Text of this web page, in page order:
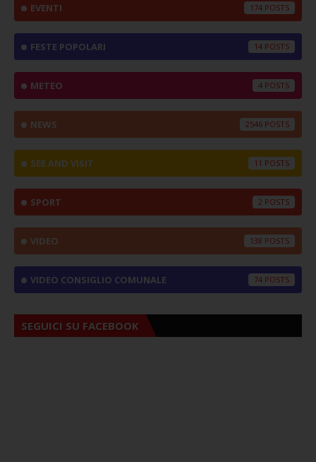
EVENTI 174
FESTE POPOLARI 14
METEO 4
NEWS 2546
SEE AND VISIT 11
SPORT 2
VIDEO 138
VIDEO CONSIGLIO COMUNALE 74
SEGUICI SU FACEBOOK